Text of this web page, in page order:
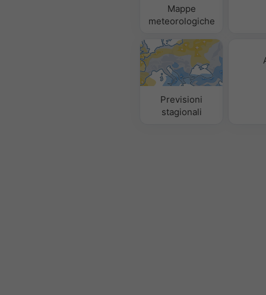
Mappe
meteorologiche
Previsioni
stagionali